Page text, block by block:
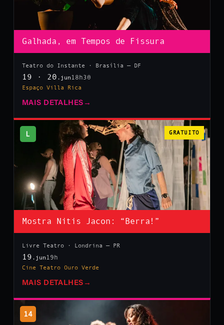
Galhada, em Tempos de Fissura
Teatro do Instante · Brasília — DF
19 · 20 .jun 18h30
Espaço Villa Rica
MAIS DETALHES →
L GRATUITO
Mostra Nitis Jacon: “Berra!”
Livre Teatro · Londrina — PR
19 .jun 19h
Cine Teatro Ouro Verde
MAIS DETALHES →
14